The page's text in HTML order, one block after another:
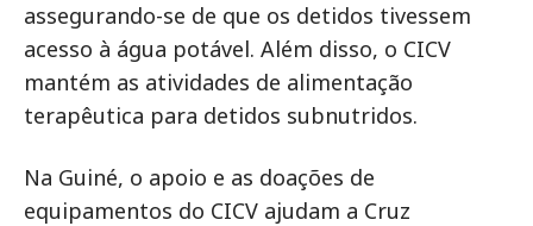
assegurando-se de que os detidos tivessem
acesso à água potável. Além disso, o CICV
mantém as atividades de alimentação
terapêutica para detidos subnutridos.
Na Guiné, o apoio e as doações de
equipamentos do CICV ajudam a Cruz